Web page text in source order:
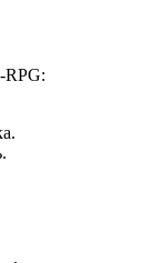
RPG: